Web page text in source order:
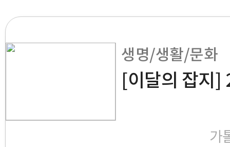
생명/생활/문화
[이달의 잡지
가